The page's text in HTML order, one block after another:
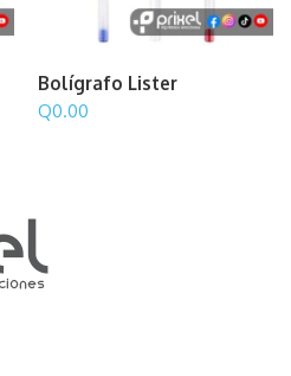
Bolígrafo Lister
Q0.00